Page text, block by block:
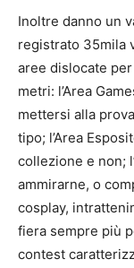
Inoltre danno un
registrato 35mila
aree dislocate
metri: l’Area
mettersi alla
tipo; l’Area
collezione e non;
ammirarne, o
cosplay,
fiera sempre più
contest